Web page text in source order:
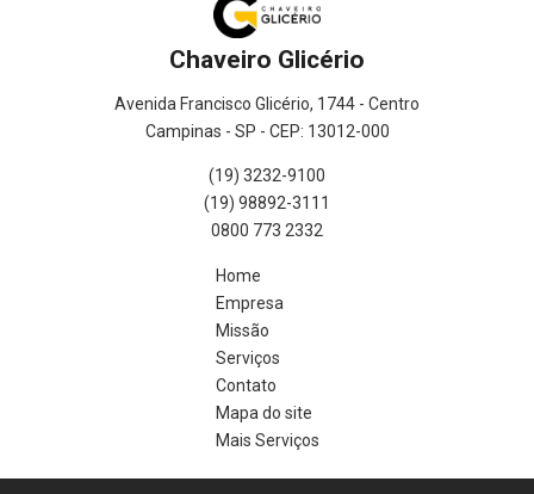
Chaveiro Glicério
Avenida Francisco Glicério, 1744 - Centro
Campinas - SP - CEP: 13012-000
(19) 3232-9100
(19) 98892-3111
0800 773 2332
Home
Empresa
Missão
Serviços
Contato
Mapa do site
Mais Serviços